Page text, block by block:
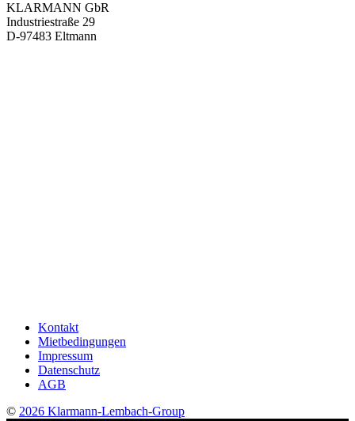
KLARMANN GbR
Industriestraße 29
D-97483 Eltmann
Kontakt
Mietbedingungen
Impressum
Datenschutz
AGB
© 2026 Klarmann-Lembach-Group